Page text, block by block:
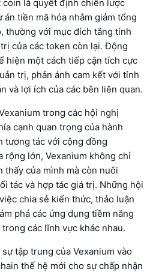
là quyết định chiến lược
tiền mã hóa nhằm giảm tổng
thường với mục đích tăng tính
của các token còn lại. Động
hiện một cách tiếp cận tích cực
trị, phản ánh cam kết với tính
và lợi ích của các bên liên quan.
trong các hội nghị
cạnh quan trọng của hành
tương tác với cộng đồng
rộng lớn, Vexanium không chỉ
thấy của mình mà còn nuôi
tác và hợp tác giá trị. Những hội
chia sẻ kiến thức, thảo luận
phá các ứng dụng tiềm năng
các lĩnh vực khác nhau.
tập trung của Vexanium vào
thế hệ mới cho sự chấp nhận